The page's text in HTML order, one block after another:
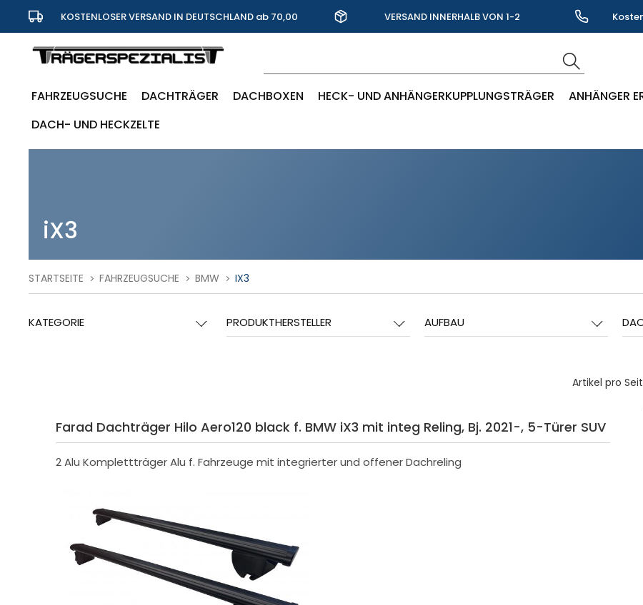
KOSTENLOSER VERSAND IN DEUTSCHLAND ab 70,00
Euro
VERSAND INNERHALB VON 1-2
FAHRZEUGSUCHE DACHTRÄGER DACHBOXEN HECK- UND ANHÄNGERKUPPLUNGSTRÄGER ANHÄNGER
DACH- UND HECKZELTE
iX3
STARTSEITE FAHRZEUGSUCHE BMW IX3
KATEGORIE PRODUKTHERSTELLER AUFBAU
Artikel pro
Farad Dachträger Hilo Aero120 black f. BMW iX3 mit integ Reling, Bj. 2021-, 5-Türer SUV
2 Alu Komplettträger Alu f. Fahrzeuge mit integrierter und offener Dachreling